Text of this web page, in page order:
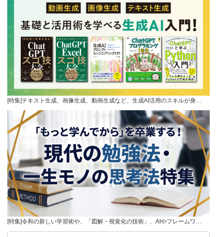
[特集]テキスト生成、画像生成、動画生成など、生成AI活用のスキルが身…
[特集]令和の新しい学習術や、「図解・視覚化の技術」、AIやフレームワ…